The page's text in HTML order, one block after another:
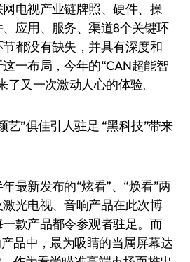
电视产业链牌照、硬件、操
应用、服务、渠道8个关键环
都没有缺失，并具有深度和
一布局，今年的“CAN超能智
了又一次激动人心的体验。
”俱佳引人驻足 “黑科技”带来
新发布的“炫看”、“焕看”两
光电视、音响产品在此次博
款产品都令参观者驻足。而
品中，最为吸睛的当属屏幕达